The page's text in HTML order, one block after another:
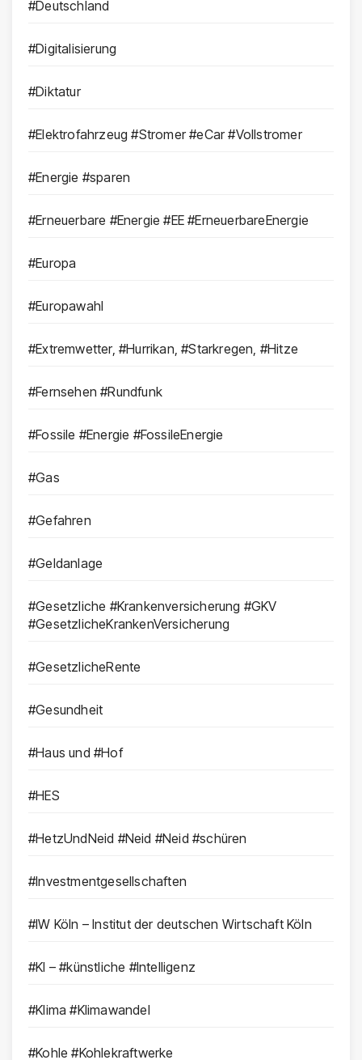
#Deutschland
#Digitalisierung
#Diktatur
#Elektrofahrzeug #Stromer #eCar #Vollstromer
#Energie #sparen
#Erneuerbare #Energie #EE #ErneuerbareEnergie
#Europa
#Europawahl
#Extremwetter, #Hurrikan, #Starkregen, #Hitze
#Fernsehen #Rundfunk
#Fossile #Energie #FossileEnergie
#Gas
#Gefahren
#Geldanlage
#Gesetzliche #Krankenversicherung #GKV
#GesetzlicheKrankenVersicherung
#GesetzlicheRente
#Gesundheit
#Haus und #Hof
#HES
#HetzUndNeid #Neid #Neid #schüren
#Investmentgesellschaften
#IW Köln – Institut der deutschen Wirtschaft Köln
#KI – #künstliche #Intelligenz
#Klima #Klimawandel
#Kohle #Kohlekraftwerke